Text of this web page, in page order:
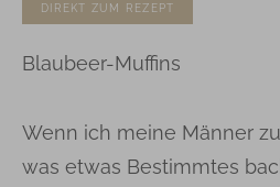
DIREKT ZUM REZEPT
Blaubeer-Muffins
Wenn ich meine Männer
was etwas Bestimmtes